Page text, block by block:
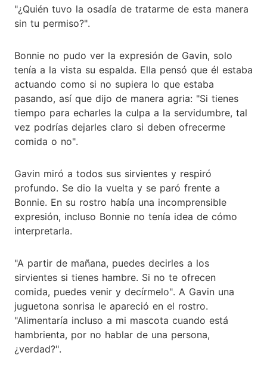
"¿Quién tuvo la osadía de tratarme de esta manera
sin tu permiso?".
Bonnie no pudo ver la expresión de Gavin, solo
tenía a la vista su espalda. Ella pensó que él estaba
actuando como si no supiera lo que estaba
pasando, así que dijo de manera agria: "Si tienes
tiempo para echarles la culpa a la servidumbre, tal
vez podrías dejarles claro si deben ofrecerme
comida o no".
Gavin miró a todos sus sirvientes y respiró
profundo. Se dio la vuelta y se paró frente a
Bonnie. En su rostro había una incomprensible
expresión, incluso Bonnie no tenía idea de cómo
interpretarla.
"A partir de mañana, puedes decirles a los
sirvientes si tienes hambre. Si no te ofrecen
comida, puedes venir y decírmelo". A Gavin una
juguetona sonrisa le apareció en el rostro.
"Alimentaría incluso a mi mascota cuando está
hambrienta, por no hablar de una persona,
¿verdad?".